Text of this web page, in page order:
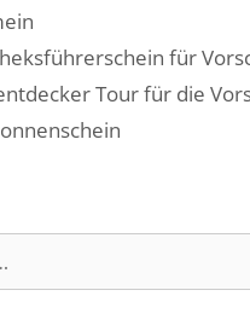
für
Tour für die